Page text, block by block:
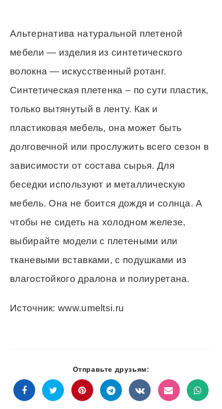
Альтернатива натуральной плетеной
мебели — изделия из синтетического
волокна — искусственный ротанг.
Синтетическая плетенка – по сути пластик,
только вытянутый в ленту. Как и
пластиковая мебель, она может быть
долговечной или прослужить всего сезон в
зависимости от состава сырья. Для
беседки используют и металлическую
мебель. Она не боится дождя и солнца. А
чтобы не сидеть на холодном железе,
выбирайте модели с плетеными или
тканевыми вставками, с подушками из
влагостойкого дралона и полиуретана.
Источник: www.umeltsi.ru
Отправьте друзьям: